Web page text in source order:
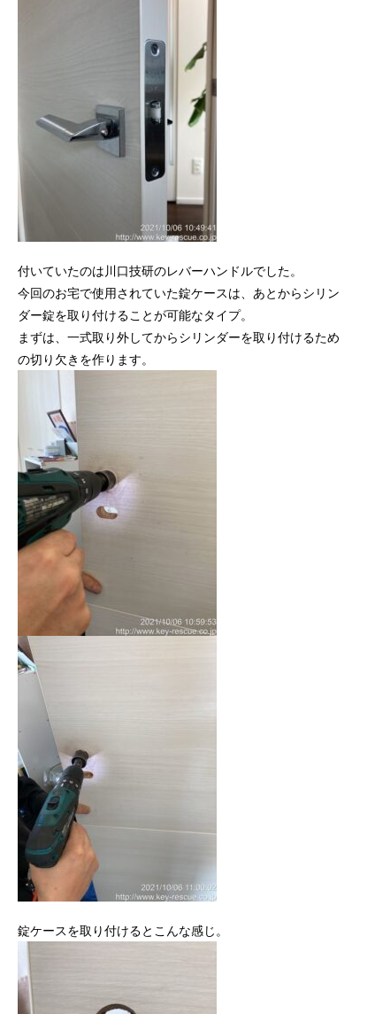
付いていたのは川口技研のレバーハンドルでした。
今回のお宅で使用されていた錠ケースは、あとからシリン
ダー錠を取り付けることが可能なタイプ。
まずは、一式取り外してからシリンダーを取り付けるため
の切り欠きを作ります。
錠ケースを取り付けるとこんな感じ。